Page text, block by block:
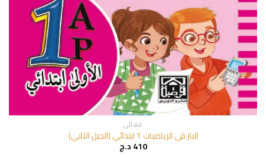
ابتدائي
الباز في الرياضيات 1 ابتدائي (الجيل الثاني)
410د.ج